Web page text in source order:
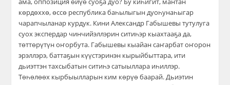
көрдөххө, өссө республика баһылыгын дуоһунаһыгар
чарапчыланар курдук. Кини Александр Габышевы тутулуга
суох экспердар чинчийэллэрин ситиһэр кыахтааҕа да,
төттөрүтүн оҥорбута. Габышевы кыайан саҥарбат оҥорон
эрэллэрэ, баттаҕын күүстэринэн кырыйбыттара, ити
дьиэттэн тахсыбатын ситиһэ сатыыллара иһиллэр.
Төһөлөөх кырбыылларын ким көрүө баарай. Дьиэтин